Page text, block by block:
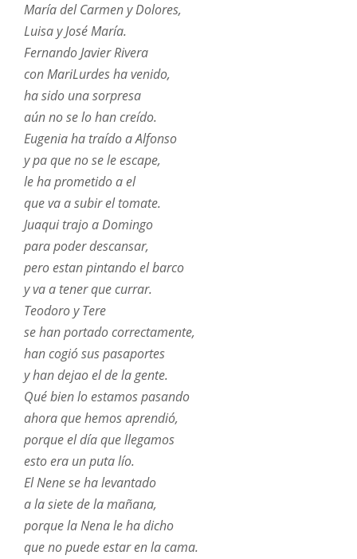
María del Carmen y Dolores,
Luisa y José María.
Fernando Javier Rivera
con MariLurdes ha venido,
ha sido una sorpresa
aún no se lo han creído.
Eugenia ha traído a Alfonso
y pa que no se le escape,
le ha prometido a el
que va a subir el tomate.
Juaqui trajo a Domingo
para poder descansar,
pero estan pintando el barco
y va a tener que currar.
Teodoro y Tere
se han portado correctamente,
han cogió sus pasaportes
y han dejao el de la gente.
Qué bien lo estamos pasando
ahora que hemos aprendió,
porque el día que llegamos
esto era un puta lío.
El Nene se ha levantado
a la siete de la mañana,
porque la Nena le ha dicho
que no puede estar en la cama.